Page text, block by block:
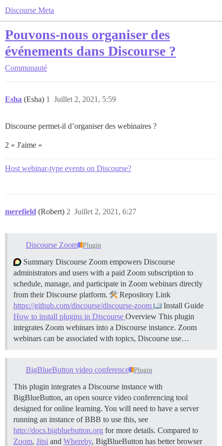
Discourse Meta
Pouvons-nous organiser des
événements dans Discourse ?
Communauté
Esha (Esha) Juillet 2, 2021, 5:59
1
Discourse permet-il d’organiser des webinaires ?
2 « J'aime »
Host webinar-type events on Discourse?
merefield (Robert) Juillet 2, 2021, 6:27
2
Discourse Zoom Plugin
Summary Discourse Zoom empowers Discourse
administrators and users with a paid Zoom subscription to
schedule, manage, and participate in Zoom webinars directly
from their Discourse platform.
Repository Link
https://github.com/discourse/discourse-zoom
Install Guide
How to install plugins in Discourse Overview This plugin
integrates Zoom webinars into a Discourse instance. Zoom
webinars can be associated with topics, Discourse use…
BigBlueButton video conference Plugin
This plugin integrates a Discourse instance with
BigBlueButton, an open source video conferencing tool
designed for online learning. You will need to have a server
running an instance of BBB to use this, see
http://docs.bigbluebutton.org for more details. Compared to
Zoom, Jitsi and Whereby, BigBlueButton has better browser